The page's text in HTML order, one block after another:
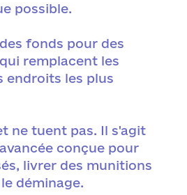
possible.
fonds pour des
remplacent les
endroits les plus
ne tuent pas. Il s'agit
conçue pour
livrer des munitions
déminage.